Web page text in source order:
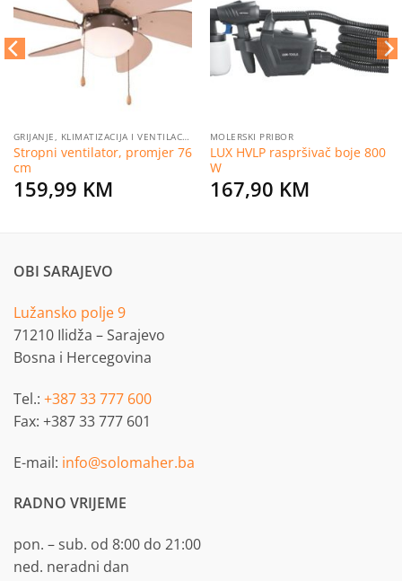
listu
GRIJANJE, KLIMATIZACIJA I VENTILACIJA
Stropni ventilator, promjer 76
cm
159,99 KM
želja
MOLERSKI PRIBOR
LUX HVLP raspršivač boje 800
W
167,90 KM
OBI SARAJEVO
Lužansko polje 9
71210 Ilidža – Sarajevo
Bosna i Hercegovina
Tel.: +387 33 777 600
Fax: +387 33 777 601
E-mail: info@solomaher.ba
RADNO VRIJEME
pon. – sub. od 8:00 do 21:00
ned. neradni dan